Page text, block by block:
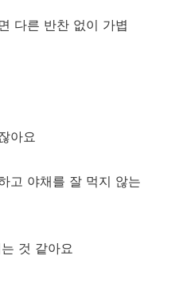
다른 반찬 없이 가볍
아요
고 야채를 잘 먹지 않는
것 같아요